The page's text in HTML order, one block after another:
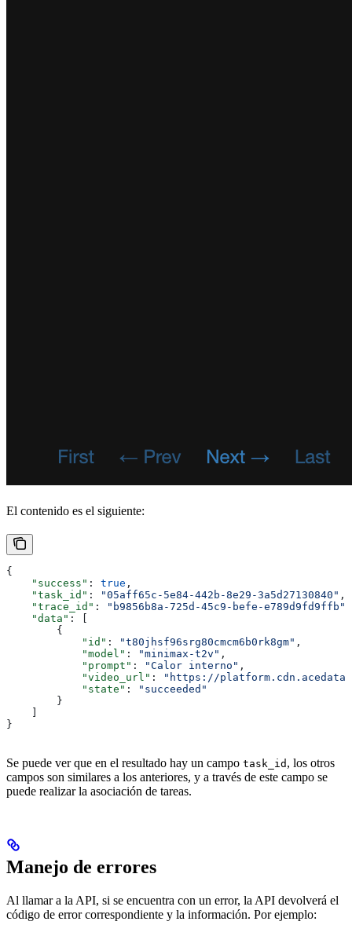
El contenido es el siguiente:
{
    "success"
: true ,
    "task_id"
: "05aff65c-5e84-442b-8e29-3a5d27130840" ,
    "trace_id"
: "b9856b8a-725d-45c9-befe-e789d9fd9ffb"
    "data"
: [
        {
            "id"
: "t80jhsf96srg80cmcm6b0rk8gm" ,
            "model"
: "minimax-t2v" ,
            "prompt"
: "Calor interno" ,
            "video_url"
:
"https://
            "state"
:
"succeeded"
        }
}
Se puede ver que en el resultado hay un campo task_id , los otros
campos son similares a los anteriores, y a través de este campo se
puede realizar la asociación de tareas.
Manejo de errores
Al llamar a la API, si se encuentra con un error, la API devolverá el
código de error correspondiente y la información. Por ejemplo: